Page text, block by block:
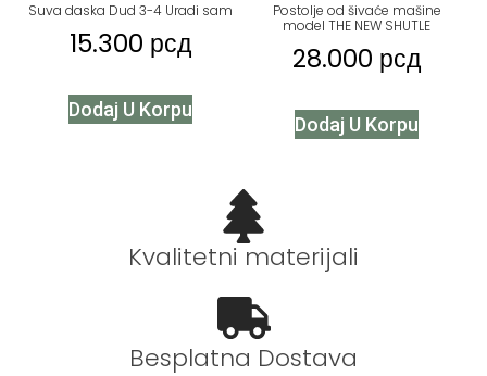
Suva daska Dud 3-4 Uradi sam
15.300 рсд
Dodaj U Korpu
Postolje od šivaće mašine
model THE NEW SHUTLE
28.000 рсд
Dodaj U Korpu
Kvalitetni materijali
Besplatna Dostava